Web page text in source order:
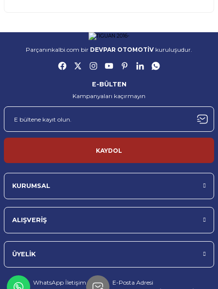
ORİJİNAL ÜRÜN
%100 orijinal ürün garantisi
KARGO & GÖNDERİM
Hızlı kargo ve güvenli ambalaj
MÜŞTERİ DESTEĞİ
Profesyonel müşteri desteği
TÜRKİYE’NİN HER YERİNE
Toptan ve perakende satış imkanı
Parçanınkalbi.com bir DEVPAR OTOMOTİV kuruluşudur.
KURUMSAL
ALIŞVERİŞ
ÜYELİK
WhatsApp İletişim
E-Posta Adresi
E-BÜLTEN
Kampanyaları kaçırmayın
KAYDOL